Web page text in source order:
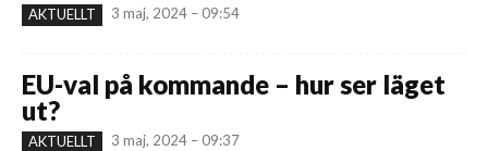
AKTUELLT 3 maj, 2024 – 09:54
EU-val på kommande – hur ser läget
ut?
AKTUELLT 3 maj, 2024 – 09:37